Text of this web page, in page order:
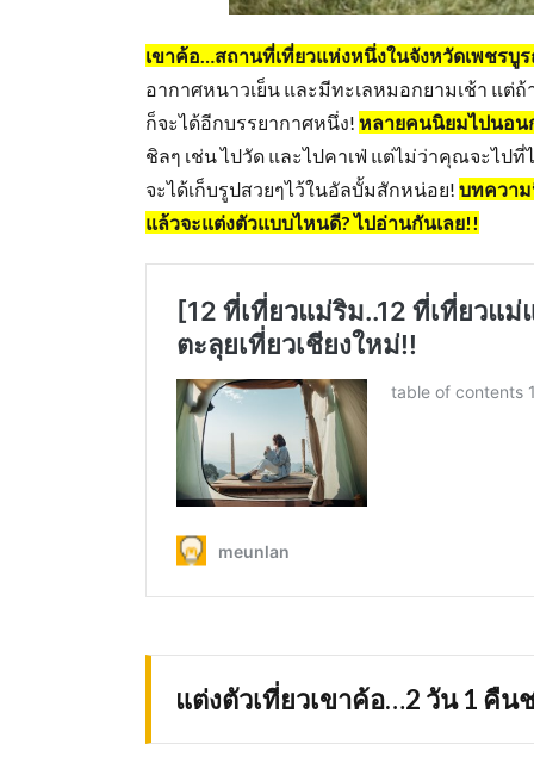
เขาค้อ…สถานที่เที่ยวแห่งหนึ่งในจังหวัดเพชรบู
อากาศหนาวเย็น และมีทะเลหมอกยามเช้า แต่
ก็จะได้อีกบรรยากาศหนึ่ง! หลายคนนิยมไปนอน
ชิลๆ เช่น ไปวัด และไปคาเฟ่ แต่ไม่ว่าคุณจะไ
จะได้เก็บรูปสวยๆไว้ในอัลบั้มสักหน่อย! บทความ
แล้วจะแต่งตัวแบบไหนดี? ไปอ่านกันเลย!!
แต่งตัวเที่ยวเขาค้อ…2 วัน 1 คืน